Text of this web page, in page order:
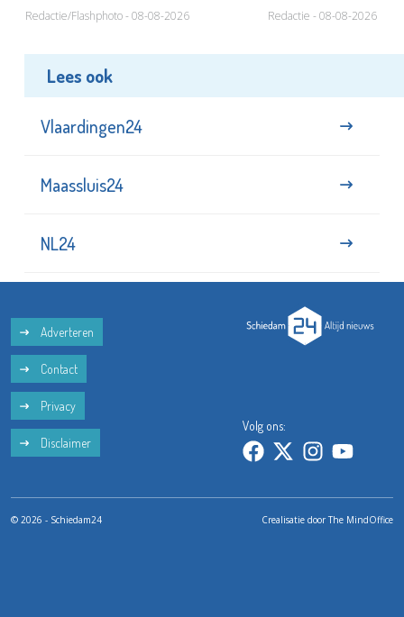
Redactie/Flashphoto - 08-08-2026 Redactie - 08-08-2026
Lees ook
Vlaardingen24
Maassluis24
NL24
Adverteren
Contact
Privacy
Disclaimer
Volg ons:
© 2026 - Schiedam24 Crealisatie doorThe MindOffice